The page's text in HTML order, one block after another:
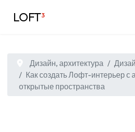
LOFT³
Дизайн, архитектура
Как создать Лофт-интерьер с
открытые пространства